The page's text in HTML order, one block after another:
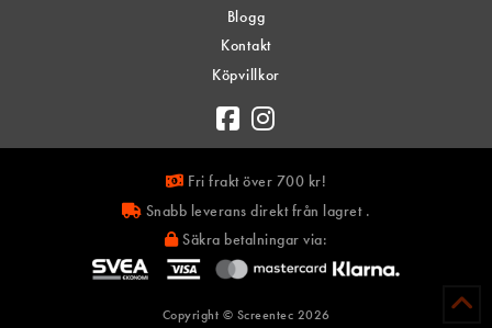
Blogg
Kontakt
Köpvillkor
Fri frakt över 700 kr!
Snabb leverans direkt från lagret .
Säkra betalningar via:
Copyright © Screentec 2026